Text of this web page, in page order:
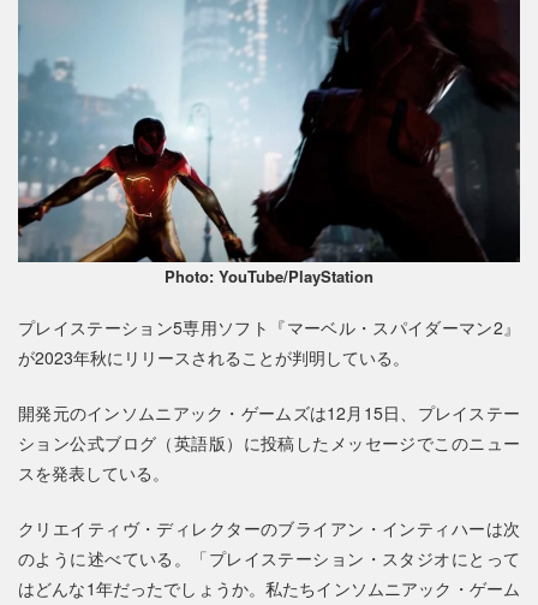
Photo: YouTube/PlayStation
プレイステーション5専用ソフト『マーベル・スパイダーマン2』
が2023年秋にリリースされることが判明している。
開発元のインソムニアック・ゲームズは12月15日、プレイステー
ション公式ブログ（英語版）に投稿したメッセージでこのニュー
スを発表している。
クリエイティヴ・ディレクターのブライアン・インティハーは次
のように述べている。「プレイステーション・スタジオにとって
はどんな1年だったでしょうか。私たちインソムニアック・ゲーム